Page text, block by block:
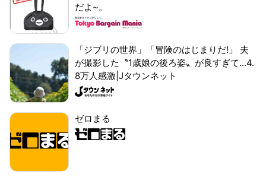
だよ~。
「ジブリの世界」「冒険のはじまりだ!」 夫
が撮影した〝1歳娘の後ろ姿〟が良すぎて...4.
8万人感激|Jタウンネット
ゼロまる